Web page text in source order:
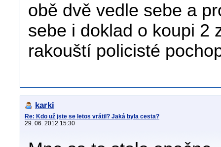
obě dvě vedle sebe a
sebe i doklad o koupi 2
rakouští policisté
karki
Re: Kdo už jste se letos vrátil? Jaká byla cesta?
29. 06. 2012 15:30